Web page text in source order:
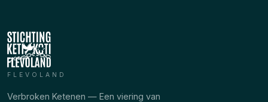
FLEVOLAND
Verbroken Ketenen — Een viering van